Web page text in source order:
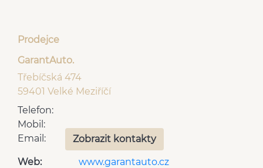
Prodejce
GarantAuto.
Třebíčská 474
59401 Velké Meziříčí
Telefon:
Mobil:
Email:
Zobrazit kontakty
Web:
www.garantauto.cz